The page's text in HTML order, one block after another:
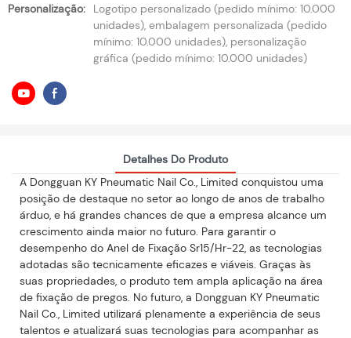
Personalização:
Logotipo personalizado (pedido mínimo: 10.000
unidades), embalagem personalizada (pedido
mínimo: 10.000 unidades), personalização
gráfica (pedido mínimo: 10.000 unidades)
Detalhes Do Produto
A Dongguan KY Pneumatic Nail Co., Limited conquistou uma
posição de destaque no setor ao longo de anos de trabalho
árduo, e há grandes chances de que a empresa alcance um
crescimento ainda maior no futuro. Para garantir o
desempenho do Anel de Fixação Sr15/Hr-22, as tecnologias
adotadas são tecnicamente eficazes e viáveis. Graças às
suas propriedades, o produto tem ampla aplicação na área
de fixação de pregos. No futuro, a Dongguan KY Pneumatic
Nail Co., Limited utilizará plenamente a experiência de seus
talentos e atualizará suas tecnologias para acompanhar as